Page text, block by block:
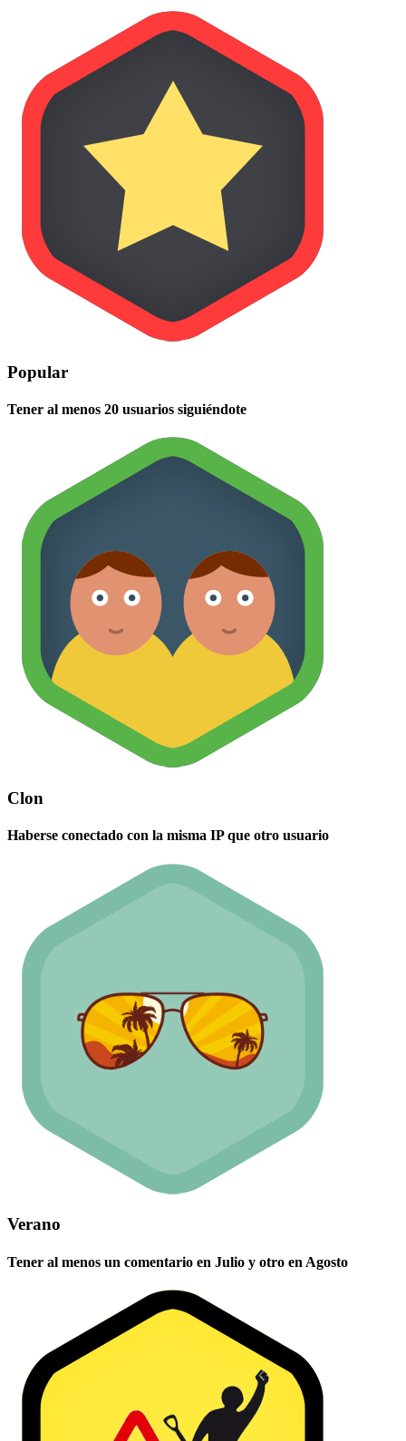
Popular
Tener al menos 20 usuarios siguiéndote
Clon
Haberse conectado con la misma IP que otro usuario
Verano
Tener al menos un comentario en Julio y otro en Agosto